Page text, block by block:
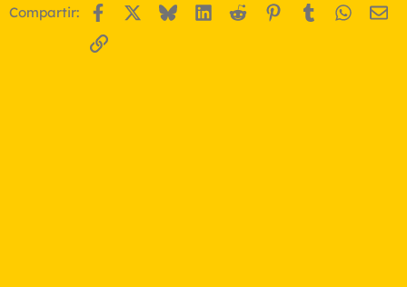
Compartir: Facebook BlueskyLinkedIn
Reddit Pinterest
Tumblr
Enlace